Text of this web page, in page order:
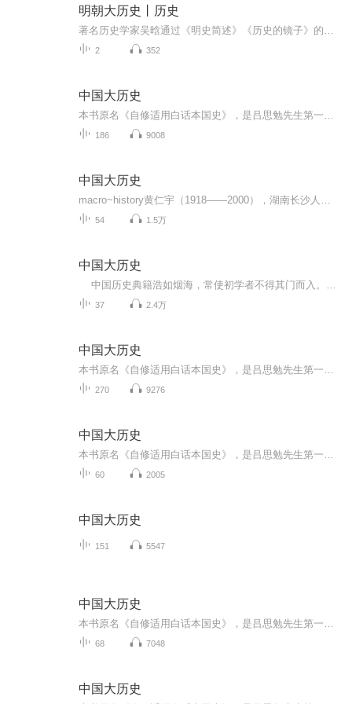
明朝大历史丨历史
2 352
中国大历史
186 9008
中国大历史
54 1.5万
中国大历史
37 2.4万
中国大历史
270 9276
中国大历史
60 2005
中国大历史
151 5547
中国大历史
68 7048
中国大历史